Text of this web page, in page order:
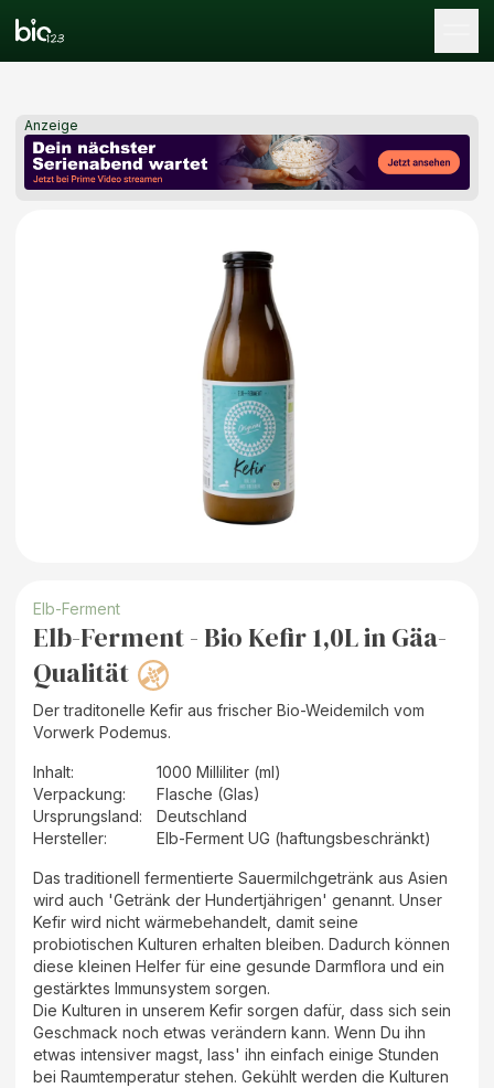
Anzeige
Elb-Ferment
Elb-Ferment - Bio Kefir 1,0L in Gäa-
Qualität
Der traditonelle Kefir aus frischer Bio-Weidemilch vom
Vorwerk Podemus.
Inhalt:
1000 Milliliter (ml)
Verpackung:
Flasche (Glas)
Ursprungsland:
Deutschland
Hersteller: Elb-Ferment UG (haftungsbeschränkt)
Das traditionell fermentierte Sauermilchgetränk aus Asien
wird auch 'Getränk der Hundertjährigen' genannt. Unser
Kefir wird nicht wärmebehandelt, damit seine
probiotischen Kulturen erhalten bleiben. Dadurch können
diese kleinen Helfer für eine gesunde Darmflora und ein
gestärktes Immunsystem sorgen.
Die Kulturen in unserem Kefir sorgen dafür, dass sich sein
Geschmack noch etwas verändern kann. Wenn Du ihn
etwas intensiver magst, lass' ihn einfach einige Stunden
bei Raumtemperatur stehen. Gekühlt werden die Kulturen